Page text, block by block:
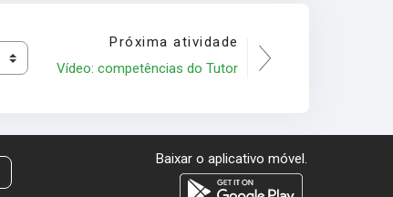
Próxima atividade
Vídeo: competências do Tutor
Baixar o aplicativo móvel.